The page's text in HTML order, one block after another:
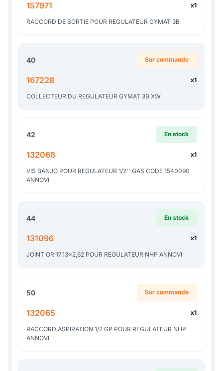
157971 x1
RACCORD DE SORTIE POUR REGULATEUR GYMAT 3B
40 Sur commande
167228 x1
COLLECTEUR DU REGULATEUR GYMAT 3B XW
42 En stock
132068 x1
VIS BANJO POUR REGULATEUR 1/2'' GAS CODE 1540090
ANNOVI
44 En stock
131096 x1
JOINT OR 17,13x2,62 POUR REGULATEUR NHP ANNOVI
50 Sur commande
132065 x1
RACCORD ASPIRATION 1/2 GP POUR REGULATEUR NHP
ANNOVI